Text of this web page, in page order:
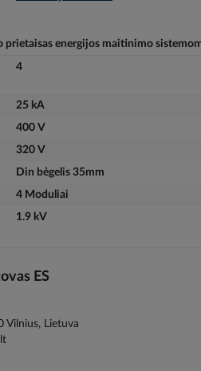
prietaisas energijos maitinimo
4
25 kA
400 V
320 V
Din bėgelis 35mm
4 Moduliai
1.9 kV
ES
Vilnius, Lietuva